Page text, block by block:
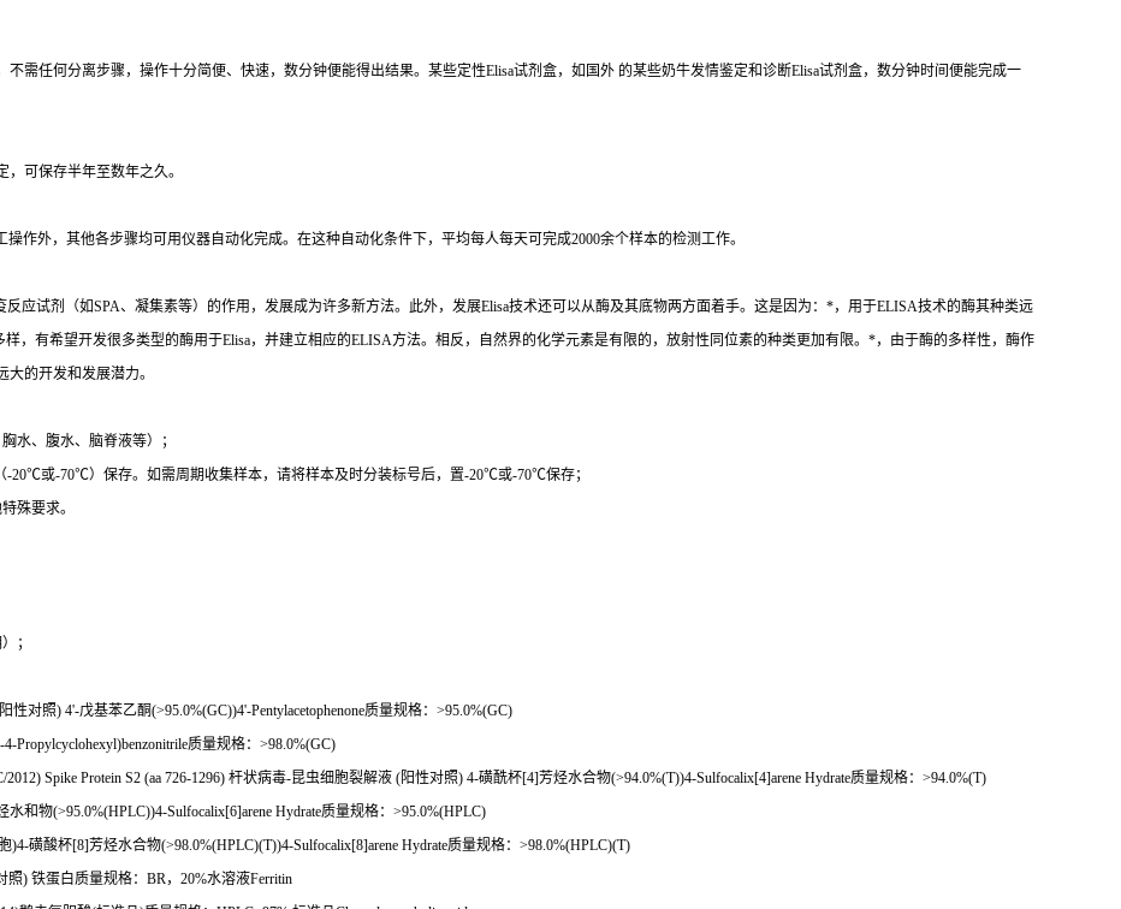
需任何分离步骤，操作十分简便、快速，数分钟便能得出结果。某些定性Elisa试剂盒，如国外 的某些奶牛发情鉴定和诊断Elisa试剂盒，数分钟时间便能完成一
可保存半年至数年之久。
作外，其他各步骤均可用仪器自动化完成。在这种自动化条件下，平均每人每天可完成2000余个样本的检测工作。
反应试剂（如SPA、凝集素等）的作用，发展成为许多新方法。此外，发展Elisa技术还可以从酶及其底物两方面着手。这是因为： *，用于ELISA技术的酶其种类远
，有希望开发很多类型的酶用于Elisa，并建立相应的ELISA方法。相反，自然界的化学元素是有限的，放射性同位素的种类更加有限。 *，由于酶的多样性，酶作
的开发和发展潜力。
水、腹水、脑脊液等）；
-20℃或-70℃）保存。如需周期收集样本，请将样本及时分装标号后，置-20℃或-70℃保存；
殊要求。
；
阳性对照) 4'-戊基苯乙酮(>95.0%(GC))4'-Pentylacetophenone质量规格： >95.0%(GC)
Propylcyclohexyl)benzonitrile质量规格： >98.0%(GC)
Spike Protein S2 (aa 726-1296) 杆状病毒-昆虫细胞裂解液 (阳性对照) 4-磺酰杯[4]芳烃水合物(>94.0%(T))4-Sulfocalix[4]arene Hydrate质量规格： >94.0%(T)
水和物(>95.0%(HPLC))4-Sulfocalix[6]arene Hydrate质量规格： >95.0%(HPLC)
)4-磺酸杯[8]芳烃水合物(>98.0%(HPLC)(T))4-Sulfocalix[8]arene Hydrate质量规格： >98.0%(HPLC)(T)
照) 铁蛋白质量规格： BR ， 20%水溶液Ferritin